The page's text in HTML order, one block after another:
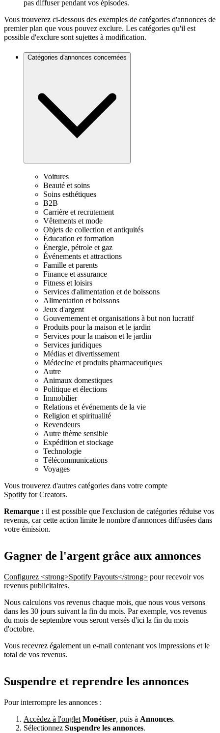
pas diffuser pendant vos épisodes.
Vous trouverez ci-dessous des exemples de catégories d'annonces de
premier plan que vous pouvez exclure. Les catégories qu'il est
possible d'exclure sont sujettes à modification.
Catégories d'annonces concernées
Voitures
Beauté et soins
Soins esthétiques
B2B
Carrière et recrutement
Vêtements et mode
Objets de collection et antiquités
Éducation et formation
Énergie, pétrole et gaz
Événements et attractions
Famille et parents
Finance et assurance
Fitness et loisirs
Services d'alimentation et de boissons
Alimentation et boissons
Jeux d'argent
Gouvernement et organisations à but non lucratif
Produits pour la maison et le jardin
Services pour la maison et le jardin
Services juridiques
Médias et divertissement
Médecine et produits pharmaceutiques
Autre
Animaux domestiques
Politique et élections
Immobilier
Relations et événements de la vie
Religion et spiritualité
Revendeurs
Autre thème sensible
Expédition et stockage
Technologie
Télécommunications
Voyages
Vous trouverez d'autres catégories dans votre compte
Spotify for Creators.
Remarque : il est possible que l'exclusion de catégories réduise vos
revenus, car cette action limite le nombre d'annonces diffusées dans
votre émission.
Gagner de l'argent grâce aux annonces
Configurez <strong>Spotify Payouts</strong> pour recevoir vos
revenus publicitaires.
Nous calculons vos revenus chaque mois, que nous vous versons
dans les 30 jours suivant la fin du mois. Par exemple, vos revenus
du mois de septembre vous seront versés d'ici la fin du mois
d'octobre.
Vous recevrez également un e-mail contenant vos impressions et le
total de vos revenus.
Suspendre et reprendre les annonces
Pour interrompre les annonces :
Accédez à l'onglet Monétiser, puis à Annonces.
Sélectionnez Suspendre les annonces.